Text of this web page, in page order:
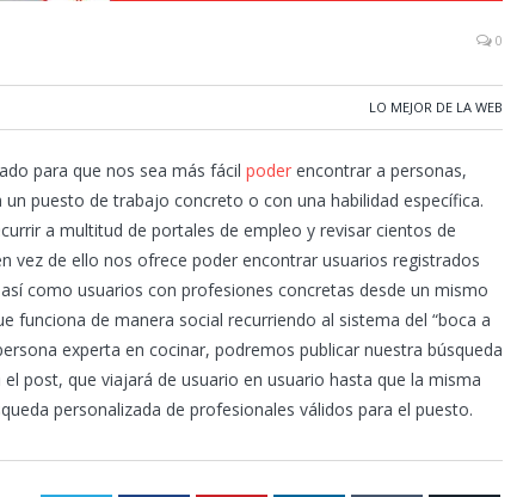
0
LO MEJOR DE LA WEB
para que nos sea más fácil poder encontrar a personas,
puesto de trabajo concreto o con una habilidad específica.
a multitud de portales de empleo y revisar cientos de
vez de ello nos ofrece poder encontrar usuarios registrados
como usuarios con profesiones concretas desde un mismo
funciona de manera social recurriendo al sistema del “boca a
experta en cocinar, podremos publicar nuestra búsqueda
post, que viajará de usuario en usuario hasta que la misma
personalizada de profesionales válidos para el puesto.